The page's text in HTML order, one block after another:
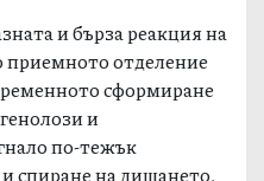
и бърза реакция на
отделение
сформиране
и
по-тежък
спиране на дишането.